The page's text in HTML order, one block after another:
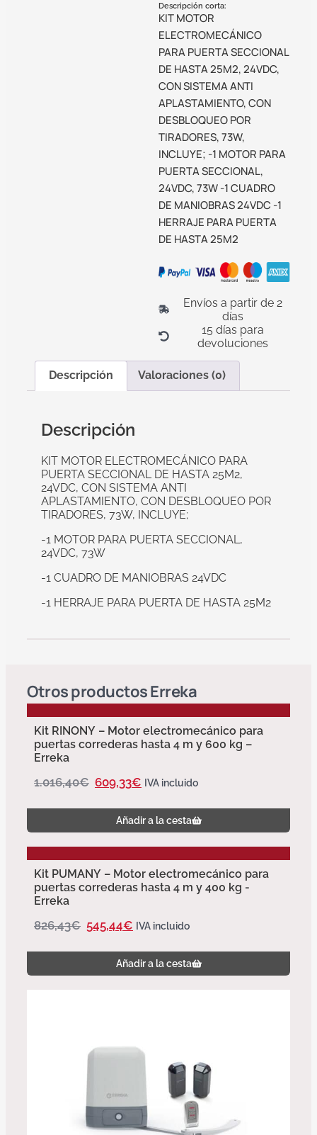
Descripción corta:
KIT MOTOR
ELECTROMECÁNICO
PARA PUERTA SECCIONAL
DE HASTA 25M2, 24VDC,
CON SISTEMA ANTI
APLASTAMIENTO, CON
DESBLOQUEO POR
TIRADORES, 73W,
INCLUYE; -1 MOTOR PARA
PUERTA SECCIONAL,
24VDC, 73W -1 CUADRO
DE MANIOBRAS 24VDC -1
HERRAJE PARA PUERTA
DE HASTA 25M2
Envíos a partir de 2
días
15 días para
devoluciones
Descripción Valoraciones (0)
Descripción
KIT MOTOR ELECTROMECÁNICO PARA
PUERTA SECCIONAL DE HASTA 25M2,
24VDC, CON SISTEMA ANTI
APLASTAMIENTO, CON DESBLOQUEO POR
TIRADORES, 73W, INCLUYE;
-1 MOTOR PARA PUERTA SECCIONAL,
24VDC, 73W
-1 CUADRO DE MANIOBRAS 24VDC
-1 HERRAJE PARA PUERTA DE HASTA 25M2
Otros productosErreka
Kit RINONY – Motor electromecánico para
puertas correderas hasta 4 m y 600 kg –
Erreka
1.016,40€ 609,33€ IVA incluido
Añadir a la cesta
Kit PUMANY – Motor electromecánico para
puertas correderas hasta 4 m y 400 kg -
Erreka
826,43€ 545,44€ IVA incluido
Añadir a la cesta